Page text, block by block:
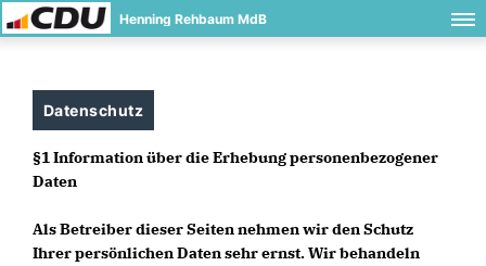
Henning Rehbaum MdB
Datenschutz
§1 Information über die Erhebung personenbezogener
Daten
Als Betreiber dieser Seiten nehmen wir den Schutz
Ihrer persönlichen Daten sehr ernst. Wir behandeln